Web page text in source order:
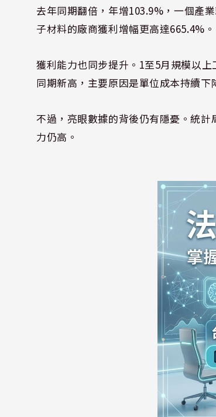
去年同期翻倍，年增103.9%，一個產
子材料的廠商獲利增幅更高達665.4%。
獲利能力也同步提升。1至5月規模以
同期新高，主要原因是單位成本持續下
不過，亮眼數據的背後仍有隱憂。統
力仍高。